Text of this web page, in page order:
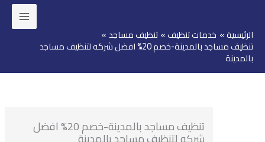
خدمات تنظيف تنظيف مساجد
تنظيف مساجد بالمدينة-خصم 20% افضل شركه لتنظيف مساجد
تنظيف مساجد بالمدينة-خصم 20% افضل